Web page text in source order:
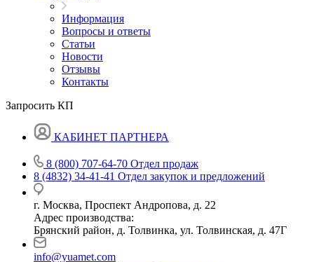
Информация
Вопросы и ответы
Статьи
Новости
Отзывы
Контакты
Запросить КП
КАБИНЕТ ПАРТНЕРА
8 (800) 707-64-70 Отдел продаж
8 (4832) 34-41-41 Отдел закупок и предложений
г. Москва, Проспект Андропова, д. 22
Адрес производства:
Брянский район, д. Толвинка, ул. Толвинская, д. 47Г
info@yuamet.com